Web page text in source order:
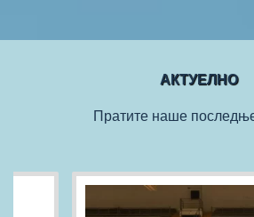
АКТУЕЛНО
Пратите наше